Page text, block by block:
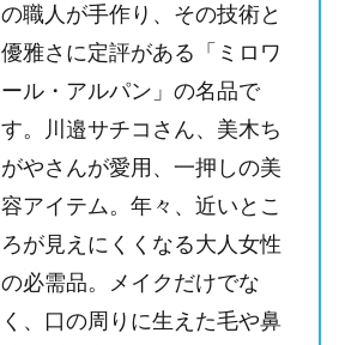
の職人が手作り、その技術と
優雅さに定評がある「ミロワ
ール・アルパン」の名品で
す。川邉サチコさん、美木ち
がやさんが愛用、一押しの美
容アイテム。年々、近いとこ
ろが見えにくくなる大人女性
の必需品。メイクだけでな
く、口の周りに生えた毛や鼻